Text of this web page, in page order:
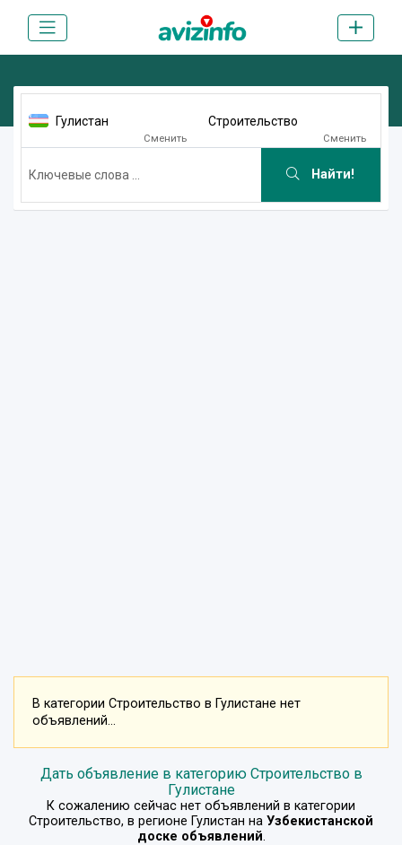
Гулистан
Сменить
Строительство
Сменить
Найти!
В категории Строительство в Гулистане нет
объявлений...
Дать объявление в категорию Строительство в
Гулистане
К сожалению сейчас нет объявлений в категории
Строительство, в регионе Гулистан на Узбекистанской
доске объявлений.